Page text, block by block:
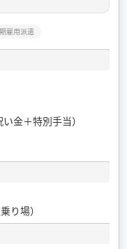
雇用派遣
金＋特別手当）
り場）